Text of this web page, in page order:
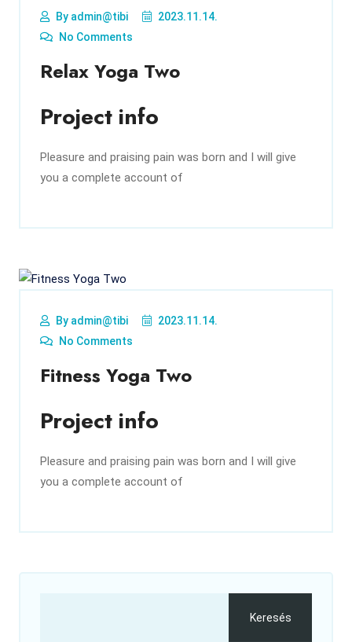
By admin@tibi
2023.11.14.
No Comments
Relax Yoga Two
Project info
Pleasure and praising pain was born and I will give
you a complete account of
By admin@tibi
2023.11.14.
No Comments
Fitness Yoga Two
Project info
Pleasure and praising pain was born and I will give
you a complete account of
Keresés